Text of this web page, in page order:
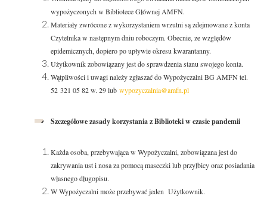
wypożyczonych w Bibliotece Głównej AMFN.
Materiały zwrócone z wykorzystaniem wrzutni są zdejmowane z konta
Czytelnika w następnym dniu roboczym. Obecnie, ze względów
epidemicznych, dopiero po upływie okresu kwarantanny.
Użytkownik zobowiązany jest do sprawdzenia stanu swojego konta.
Wątpliwości i uwagi należy zgłaszać do Wypożyczalni BG AMFN tel.
52 321 05 82 w. 29 lub wypozyczalnia@amfn.pl
Szczegółowe zasady korzystania z Biblioteki w czasie pandemii
Każda osoba, przebywająca w Wypożyczalni, zobowiązana jest do
zakrywania ust i nosa za pomocą maseczki lub przyłbicy oraz posiadania
własnego długopisu.
W Wypożyczalni może przebywać jeden Użytkownik.